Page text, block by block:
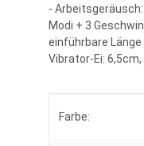
-
Modi + 3
einführbare
Vibrator-Ei:
Farbe: